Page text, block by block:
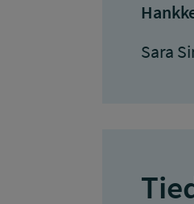
Sara